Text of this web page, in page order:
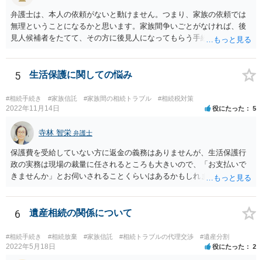
弁護士は、本人の依頼がないと動けません。つまり、家族の依頼では
無理ということになるかと思います。家族間争いごとがなければ、後
見人候補者をたてて、その方に後見人になってもらう手続をすすめた
5 生活保護に関しての悩み
#相続手続き #家族信託 #家族間の相続トラブル #相続税対策
2022年11月14日 役にたった 5
寺林 智栄 弁護士
保護費を受給していない方に返金の義務はありませんが、生活保護行
政の実務は現場の裁量に任されるところも大きいので、「お支払いで
きませんか」とお伺いされることくらいはあるかもしれません。 通報
考えてご判断いただくのが良いと思います。
6 遺産相続の関係について
#相続手続き #相続放棄 #家族信託 #相続トラブルの代理交渉 #遺産分割
2022年5月18日 役にたった 2